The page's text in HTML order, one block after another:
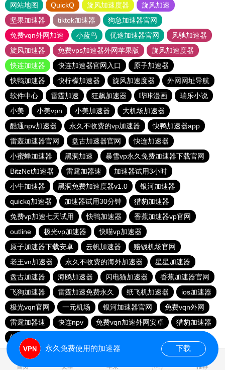
网站地图 QuickQ 旋风加速度器
旋风加速
坚果加速器
tiktok加速器
狗急加速器官网
免费vqn外网加速
小蓝鸟 优途加速器官网
风驰加速器
旋风加速器
免费vps加速器外网苹果版
旋风加速度器
快连加速器
快连加速器官网入口
原子加速器
快鸭加速器
快柠檬加速器 旋风加速度器
外网网址导航
软件中心
雷霆加速 狂飙加速器 哔咔漫画
瑞乐小说
小美
小美vpn 小美加速器
大机场加速器
酷通npv加速器
永久不收费的vp加速器
快鸭加速器app
雷轰加速器官网
盘古加速器官网
快连加速器
小蜜蜂加速器
黑洞加速
暴雪vp永久免费加速器下载官网
BitzNet加速器
雷霆加器速
加速器试用3小时
小牛加速器
黑洞免费加速度器v1.0
银河加速器
quickq加速器
加速器试用30分钟
猎豹加速器
免费vp加速七天试用
快鸭加速器
香蕉加速器vp官网
outline
极光vp加速器
快喵vp加速器
原子加速器下载安卓
云帆加速器
赔钱机场官网
老王vn加速器
永久不收费的海外加速器
星星加速器
盘古加速器
海鸥加速器 闪电猫加速器
香蕉加速器官网
飞狗加速器
雷霆加速免费永久 纸飞机加速器
ios加速器
极光vqn官网
一元机场 银河加速器官网
免费vqn外网
雷霆加器速
快连npv 免费vqn加速外网安卓
猎豹加速器
蚂蚁加速npv下载官网ios
首页 安卓 苹果 排行 推荐
永久免费使用的加速器 下载
0.016994s